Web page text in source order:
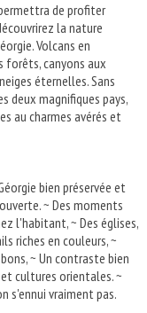
de profiter
la nature
Volcans en
forêts, canyons aux
éternelles. Sans
deux magnifiques pays,
au charmes avérés et
bien préservée et
~ Des moments
l'habitant, ~ Des églises,
riches en couleurs, ~
~ Un contraste bien
cultures orientales. ~
s'ennui vraiment pas.